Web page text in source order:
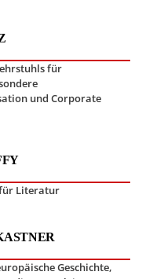
für
und Corporate
Literatur
Geschichte,